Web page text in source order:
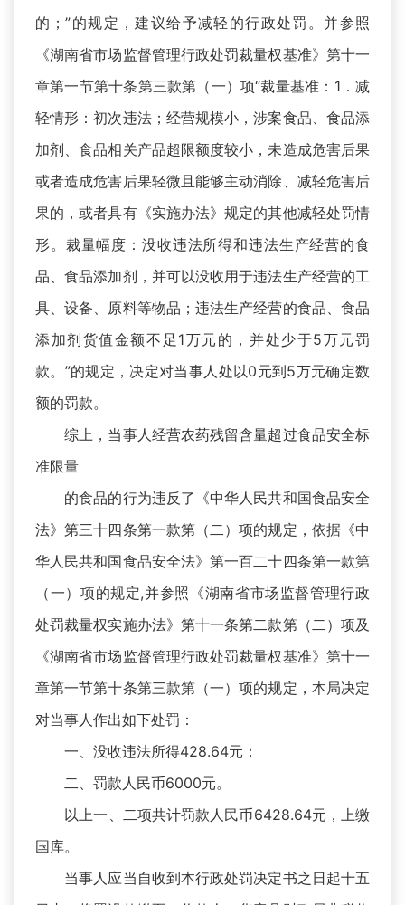
的；”的规定，建议给予减轻的行政处罚。并参照
《湖南省市场监督管理行政处罚裁量权基准》第十一
章第一节第十条第三款第（一）项“裁量基准：1．减
轻情形：初次违法；经营规模小，涉案食品、食品添
加剂、食品相关产品超限额度较小，未造成危害后果
或者造成危害后果轻微且能够主动消除、减轻危害后
果的，或者具有《实施办法》规定的其他减轻处罚情
形。裁量幅度：没收违法所得和违法生产经营的食
品、食品添加剂，并可以没收用于违法生产经营的工
具、设备、原料等物品；违法生产经营的食品、食品
添加剂货值金额不足1万元的，并处少于5万元罚
款。”的规定，决定对当事人处以0元到5万元确定数
额的罚款。
综上，当事人经营农药残留含量超过食品安全标
准限量
的食品的行为违反了《中华人民共和国食品安全
法》第三十四条第一款第（二）项的规定，依据《中
华人民共和国食品安全法》第一百二十四条第一款第
（一）项的规定,并参照《湖南省市场监督管理行政
处罚裁量权实施办法》第十一条第二款第（二）项及
《湖南省市场监督管理行政处罚裁量权基准》第十一
章第一节第十条第三款第（一）项的规定，本局决定
对当事人作出如下处罚：
一、没收违法所得428.64元；
二、罚款人民币6000元。
以上一、二项共计罚款人民币6428.64元，上缴
国库。
当事人应当自收到本行政处罚决定书之日起十五